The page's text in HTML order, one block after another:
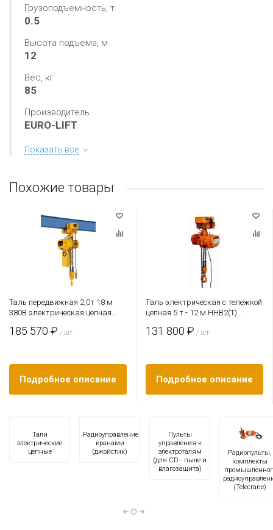
Грузоподъемность, т
0.5
Высота подъема, м
12
Вес, кг
85
Производитель
EURO-LIFT
Показать все
Похожие товары
Таль передвижная 2,0т 18 м
380В электрическая цепная
185 570 ₽ / шт
Подробное описание
Таль электрическая с тележкой
цепная 5 т - 12 м ННВ2(T)
131 800 ₽ / шт
Подробное описание
Тали
электрические
цепные
Радиоуправление
кранами
(джойстик)
Пульты
управления к
электроталям
(для CD - пыле и
влагозащита)
Радиопульты,
комплекты
(Telecrane)